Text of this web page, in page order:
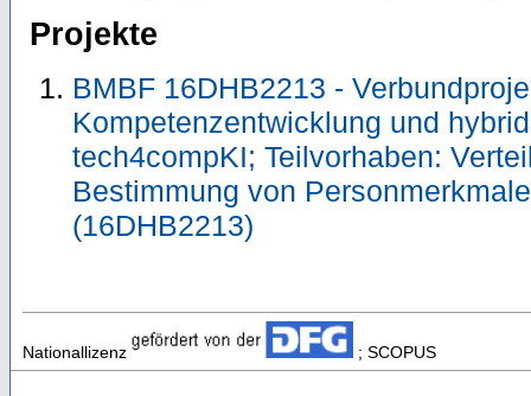
Projekte
BMBF 16DHB2213 -
Kompetenzentwicklung und
tech4compKI; Teilvorhaben:
Bestimmung von
(16DHB2213)
Nationallizenz ; SCOPUS